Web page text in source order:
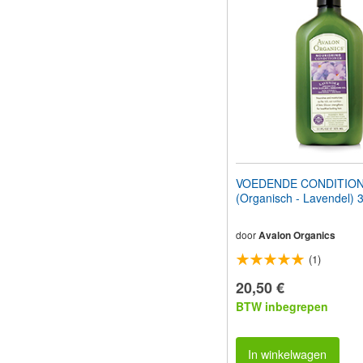
VOEDENDE
(Organisch - Lavendel)
doorAvalon Organics
(1)
20,50 €
BTW inbegrepen
In winkelwagen